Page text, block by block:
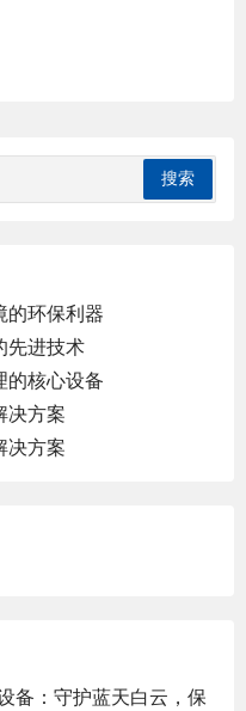
的环保利器
先进技术
的核心设备
决方案
决方案
备：守护蓝天白云，保